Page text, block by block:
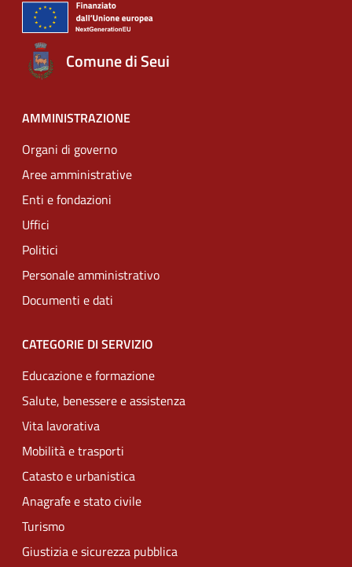
Comune di Seui
AMMINISTRAZIONE
Organi di governo
Aree amministrative
Enti e fondazioni
Uffici
Politici
Personale amministrativo
Documenti e dati
CATEGORIE DI SERVIZIO
Educazione e formazione
Salute, benessere e assistenza
Vita lavorativa
Mobilità e trasporti
Catasto e urbanistica
Anagrafe e stato civile
Turismo
Giustizia e sicurezza pubblica